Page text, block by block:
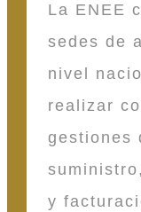
La ENEE
sedes de
nivel
realizar
gestiones
y